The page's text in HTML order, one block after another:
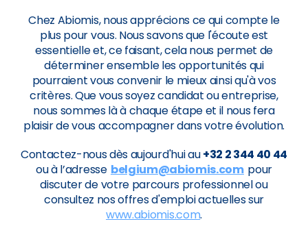
Chez Abiomis, nous apprécions ce qui compte le
plus pour vous. Nous savons que l'écoute est
essentielle et, ce faisant, cela nous permet de
déterminer ensemble les opportunités qui
pourraient vous convenir le mieux ainsi qu'à vos
critères. Que vous soyez candidat ou entreprise,
nous sommes là à chaque étape et il nous fera
plaisir de vous accompagner dans votre évolution.
Contactez-nous dès aujourd'hui au+32 2 344 40 44
ou à l’adresse belgium@abiomis.com pour
discuter de votre parcours professionnel ou
consultez nos offres d'emploi actuelles sur
www.abiomis.com.